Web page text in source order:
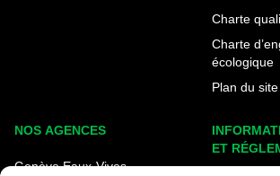
Charte
Charte
écologique
Plan du site
NOS AGENCES
Genève Eaux-Vives
ET